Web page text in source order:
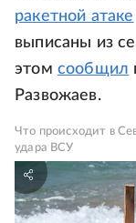
ракетной атаке
выписаны из
этом сообщил
Развожаев.
Что происходит в
удара ВСУ